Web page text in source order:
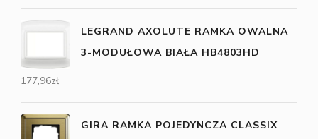
LEGRAND AXOLUTE RAMKA OWALNA
3-MODUŁOWA BIAŁA HB4803HD
177,96zł
GIRA RAMKA POJEDYNCZA CLASSIX